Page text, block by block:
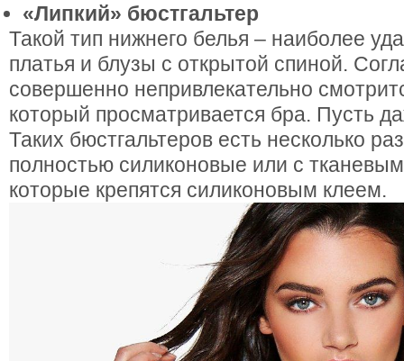
«Липкий» бюстгальтер
Такой тип нижнего белья – наиболее
платья и блузы с открытой спиной.
совершенно непривлекательно
который просматривается бра. Пусть
Таких бюстгальтеров есть несколько
полностью силиконовые или с
которые крепятся силиконовым клеем.